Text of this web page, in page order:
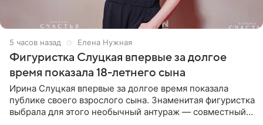
5 часов назад Елена Нужная
Фигуристка Слуцкая впервые за долгое
время показала 18-летнего сына
Ирина Слуцкая впервые за долгое время показала
публике своего взрослого сына. Знаменитая фигуристка
выбрала для этого необычный антураж — совместный